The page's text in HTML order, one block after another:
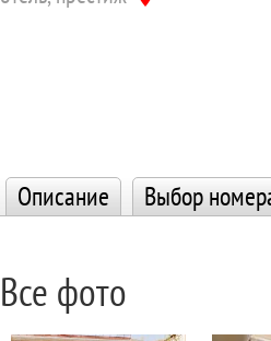
Описание Выбор
Все фото